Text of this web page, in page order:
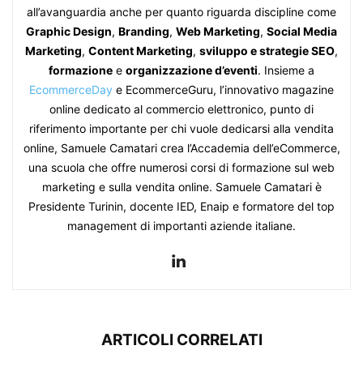
all’avanguardia anche per quanto riguarda discipline come
Graphic Design, Branding, Web Marketing, Social Media
Marketing, Content Marketing, sviluppo e strategie SEO,
formazione e organizzazione d’eventi. Insieme a
EcommerceDay e EcommerceGuru, l’innovativo magazine
online dedicato al commercio elettronico, punto di
riferimento importante per chi vuole dedicarsi alla vendita
online, Samuele Camatari crea l’Accademia dell’eCommerce,
una scuola che offre numerosi corsi di formazione sul web
marketing e sulla vendita online. Samuele Camatari è
Presidente Turinin, docente IED, Enaip e formatore del top
management di importanti aziende italiane.
ARTICOLI CORRELATI